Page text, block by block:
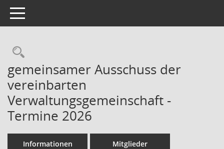
Toggle navigation
Rechercheauswahl
gemeinsamer Ausschuss der
vereinbarten
Verwaltungsgemeinschaft -
Termine 2026
Informationen Mitglieder